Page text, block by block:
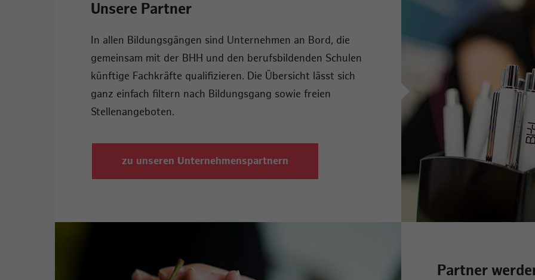
Unsere Partner
In allen Bildungsgängen sind Unternehmen an Bord, die
gemeinsam mit der BHH und den berufsbildenden Schulen
künftige Fachkräfte qualifizieren. Die Übersicht lässt sich
ganz einfach filtern nach Bildungsgang sowie freien
Stellenangeboten.
zu unseren Unternehmenspartnern
Partner